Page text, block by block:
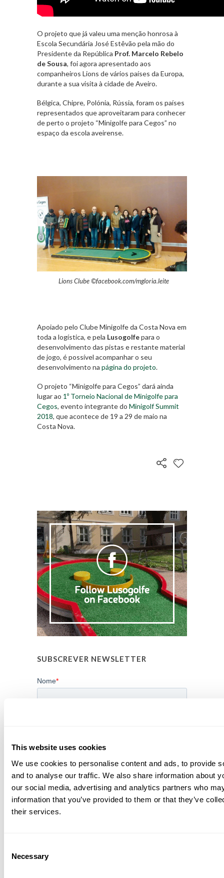
This website uses cookies
We use cookies to personalise content and ads, to provide
and to analyse our traffic. We also share information about
our social media, advertising and analytics partners who
information that you’ve provided to them or that they’ve
their services.
Selection
Necessary
O projeto que já valeu uma menção honrosa à
Escola Secundária José Estêvão pela mão do
Presidente da República Prof. Marcelo Rebelo
de Sousa, foi agora apresentado aos
companheiros Lions de vários países da Europa,
durante a sua visita à cidade de Aveiro.
Bélgica, Chipre, Polónia, Rússia, foram os países
representados que aproveitaram para conhecer
de perto o projeto “Minigolfe para Cegos” no
espaço da escola aveirense.
Lions Clube ©facebook.com/mgloria.leite
Apoiado pelo Clube Minigolfe da Costa Nova em
toda a logística, e pela Lusogolfepara o
desenvolvimento das pistas e restante material
de jogo, é possível acompanhar o seu
desenvolvimento na página do projeto.
O projeto “Minigolfe para Cegos” dará ainda
lugar ao 1º Torneio Nacional de Minigolfe para
Cegos, evento integrante do Minigolf Summit
2018, que acontece de 19 a 29 de maio na
Costa Nova.
SUBSCREVER NEWSLETTER